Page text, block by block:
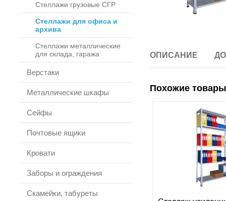
Стеллажи грузовые СГР
Стеллажи для офиса и
архива
Стеллажи металлические
для склада, гаража
Верстаки
Металлические шкафы
Сейфы
Почтовые ящики
Кровати
Заборы и ограждения
Скамейки, табуреты
ОПИСАНИЕ
Похожие